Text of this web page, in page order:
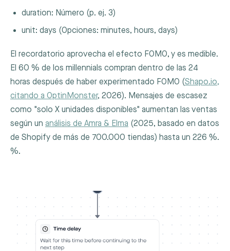
duration: Número (p. ej. 3)
unit:days (Opciones: minutes, hours, days)
El recordatorio aprovecha el efecto FOMO, y es medible.
El 60 % de los millennials compran dentro de las 24
horas después de haber experimentado FOMO (Shapo.io,
citando a OptinMonster, 2026). Mensajes de escasez
como "solo X unidades disponibles" aumentan las ventas
según un análisis de Amra & Elma (2025, basado en datos
de Shopify de más de 700.000 tiendas) hasta un 226 %.
%.